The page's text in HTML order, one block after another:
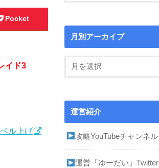
Pocket
イド3
ル上げ
月別アーカイブ
運営紹介
攻略YouTubeチャンネル
運営『ゆーだい』Twitter